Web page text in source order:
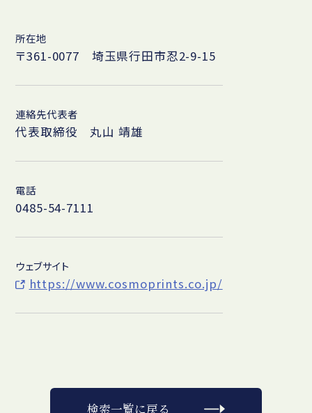
所在地
〒361-0077 埼玉県行田市忍2-9-15
連絡先代表者
代表取締役 丸山 靖雄
電話
0485-54-7111
ウェブサイト
https://www.cosmoprints.co.jp/
検索一覧に戻る